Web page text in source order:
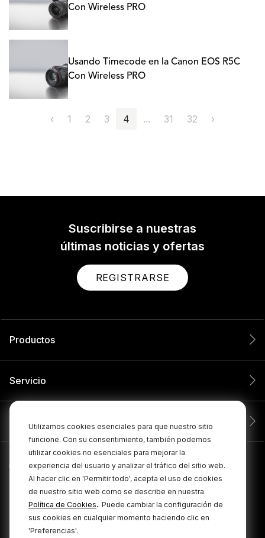
Utilizamos cookies esenciales para que nuestro sitio
funcione. Con su consentimiento, también podemos
utilizar cookies no esenciales para mejorar la
experiencia del usuario y analizar el tráfico del sitio web.
Al hacer clic en 'Permitir todo', acepta el uso de cookies
de nuestro sitio web como se describe en nuestra
Política de Cookies. Puede cambiar la configuración de
sus cookies en cualquier momento haciendo clic en
'Preferencias'.
Con Wireless PRO
Usando Timecode en la Canon EOS R5C
Con Wireless PRO
‹ 1 2 3 4 ... 31 32 ›
Suscribirse a nuestras
últimas noticias y ofertas
REGISTRARSE
Productos
Servicio
Compañía